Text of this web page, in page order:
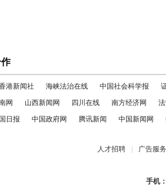
港新闻社 海峡法治在线 中国社会科学报
网 山西新闻网 四川在线 南方经济网
日报 中国政府网 腾讯新闻 中国新闻网
人才招聘 广告服务
手机